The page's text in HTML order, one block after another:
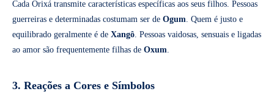
Cada Orixá transmite características específicas aos seus filhos. Pessoas
guerreiras e determinadas costumam ser de Ogum . Quem é justo e
equilibrado geralmente é de Xangô . Pessoas vaidosas, sensuais e ligadas
ao amor são frequentemente filhas de Oxum
3. Reações a Cores e Símbolos